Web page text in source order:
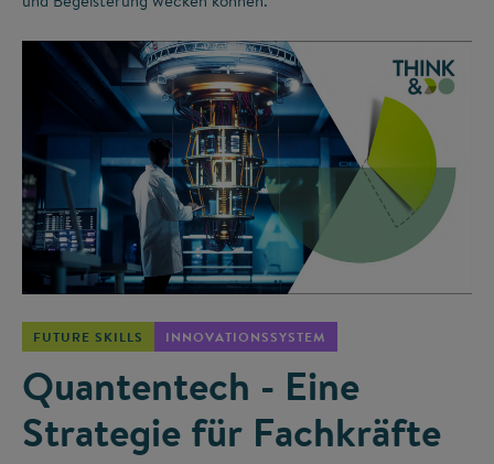
FUTURE SKILLS INNOVATIONSSYSTEM
Quantentech - Eine
Strategie für Fachkräfte